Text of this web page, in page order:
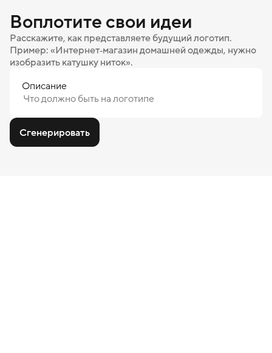
Воплотите свои идеи
Расскажите, как представляете будущий логотип.
Пример: «Интернет‑магазин домашней одежды, нужно
изобразить катушку ниток».
Описание
Сгенерировать